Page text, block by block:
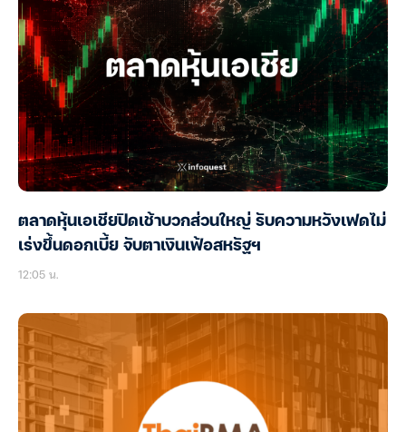
ตลาดหุ้นเอเชียปิดเช้าบวกส่วนใหญ่ รับความหวังเฟดไม่
เร่งขึ้นดอกเบี้ย จับตาเงินเฟ้อสหรัฐฯ
12:05 น.